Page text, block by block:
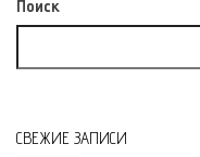
Поиск
СВЕЖИЕ ЗАПИСИ